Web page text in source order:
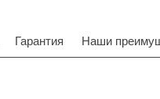
Гарантия Наши